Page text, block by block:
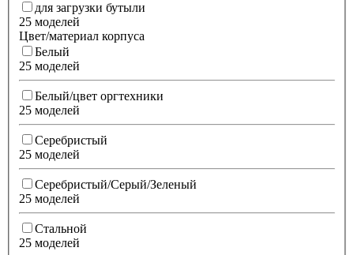
для загрузки бутыли
25 моделей
Цвет/материал корпуса
Белый
25 моделей
Белый/цвет оргтехники
25 моделей
Серебристый
25 моделей
Серебристый/Серый/Зеленый
25 моделей
Стальной
25 моделей